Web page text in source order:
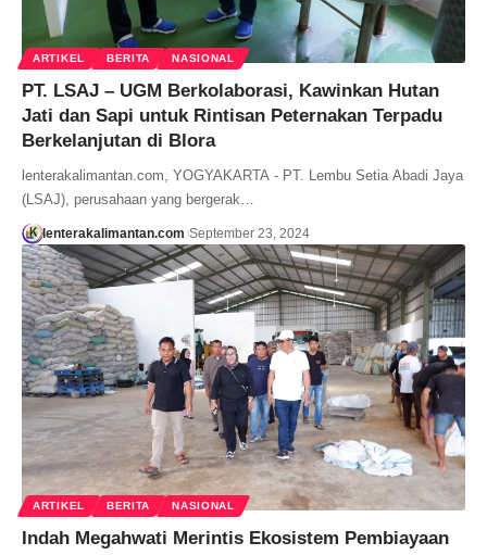
ARTIKEL BERITA NASIONAL
PT. LSAJ – UGM Berkolaborasi, Kawinkan Hutan
Jati dan Sapi untuk Rintisan Peternakan Terpadu
Berkelanjutan di Blora
lenterakalimantan.com, YOGYAKARTA - PT. Lembu Setia Abadi Jaya
(LSAJ), perusahaan yang bergerak…
lenterakalimantan.com September 23, 2024
ARTIKEL BERITA NASIONAL
Indah Megahwati Merintis Ekosistem Pembiayaan